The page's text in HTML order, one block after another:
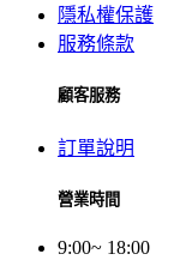
隱私權保護
服務條款
顧客服務
訂單說明
營業時間
9:00~ 18:00